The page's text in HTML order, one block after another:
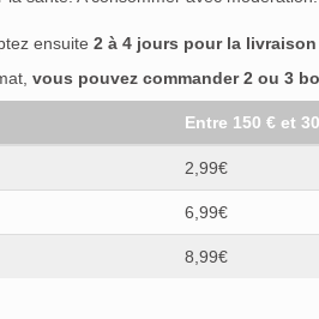
ensuite 2 à 4 jours pour la livraison
vous pouvez commander 2 ou 3
Entre 150 € et
2,99€
6,99€
8,99€